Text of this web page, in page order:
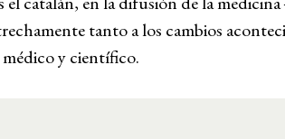
tanto a los cambios
y científico.